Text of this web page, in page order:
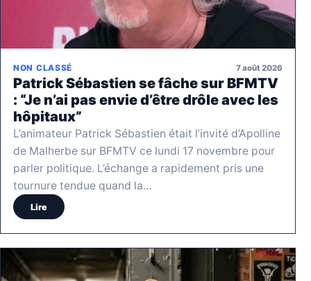
NON CLASSÉ 7 août 2026
Patrick Sébastien se fâche sur BFMTV
: “Je n’ai pas envie d’être drôle avec les
hôpitaux”
L’animateur Patrick Sébastien était l’invité d’Apolline
de Malherbe sur BFMTV ce lundi 17 novembre pour
parler politique. L’échange a rapidement pris une
tournure tendue quand la…
Lire